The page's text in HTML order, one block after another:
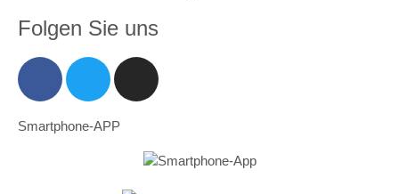
Folgen Sie uns
Smartphone-APP